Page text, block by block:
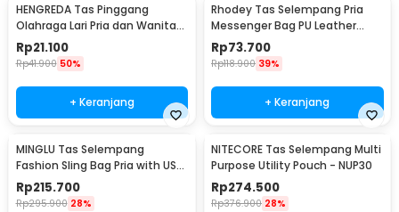
HENGREDA Tas Pinggang
Olahraga Lari Pria dan Wanita
Running Waist Bag - TM572
Rp21.100
Rp41.900 50%
+ Keranjang
Rhodey Tas Selempang Pria
Messenger Bag PU Leather
dengan Dompet - 9066
Rp73.700
Rp118.900 39%
+ Keranjang
MINGLU Tas Selempang
Fashion Sling Bag Pria with USB
Charger Slot - ML1454
Rp215.700
Rp295.900 28%
NITECORE Tas Selempang Multi
Purpose Utility Pouch - NUP30
Rp274.500
Rp376.900 28%